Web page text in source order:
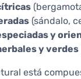
(sándalo,
y
y verdes
está